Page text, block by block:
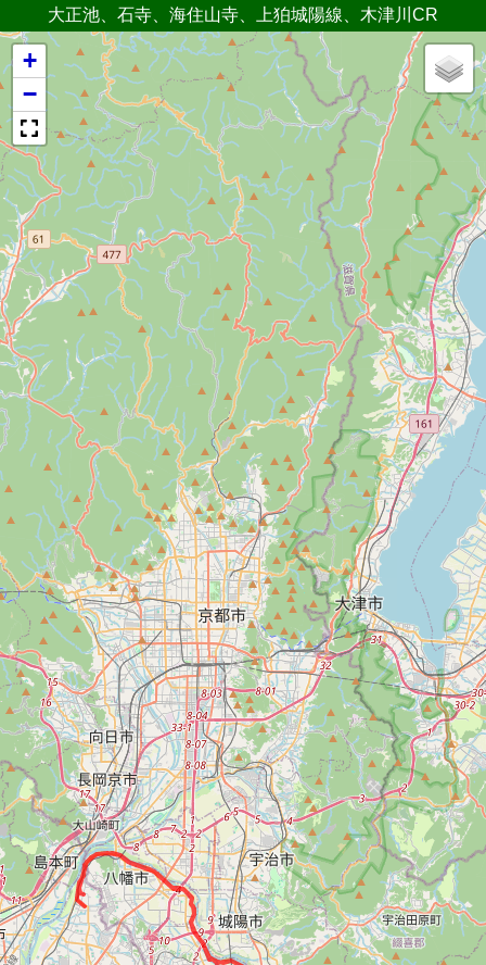
大正池、石寺、海住山寺、上狛城陽線、木津川CR
+
−